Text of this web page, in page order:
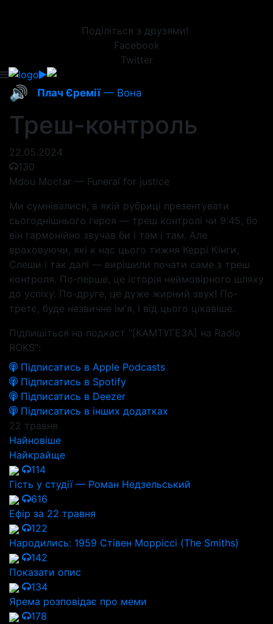
Поділіться з друзями!
Facebook
Twitter
🔊 Плач Єремії— Вона
Треш-контроль
22.05.2024
130
Mdou Moctar — Funeral for justice
Ми сумнівалися, в якій рубриці презентувати
сьогоднішнього героя — треш контролі чи 9:45, бо
він гармонійно звучав би і там і там. Але
враховуючи, які к нас цього тижня Керрі Кінги,
Слеши і так далі — вирішили почати саме з треш
контроля. По-перше, це історія неймовірного шляху
до успіху. По-друге, це дуже жирний звук! По-
третє, буде незвичне імʼя, і від цього цікавіше.
Підпишіться на подкаст "[КАМТУГЕЗА] на Radio
ROKS":
Підписатись в Apple Podcasts
Підписатись в Spotify
Підписатись в Deezer
Підписатись в інших додатках
22 травня
Найновіше
Найкрайще
114
Гість у студії — Роман Недзельський
616
Ефір за 22 травня
122
Народились: 1959 Стівен Морріссі (The Smiths)
142
Показати опис
134
Ярема розповідає про меми
178